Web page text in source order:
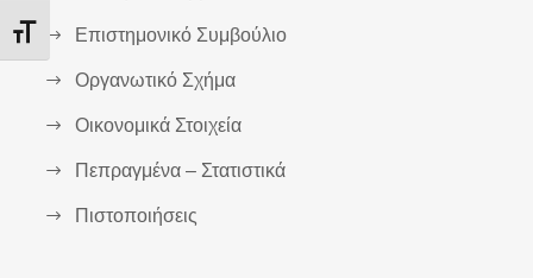
Εναλλαγή Μεγέθους Γραμμάτων
Επιστημονικό Συμβούλιο
Οργανωτικό Σχήμα
Οικονομικά Στοιχεία
Πεπραγμένα – Στατιστικά
Πιστοποιήσεις